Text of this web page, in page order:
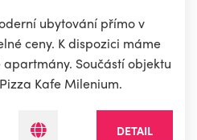
ubytování přímo v
ceny. K dispozici máme
Součástí objektu
Kafe Milenium.
DETAIL